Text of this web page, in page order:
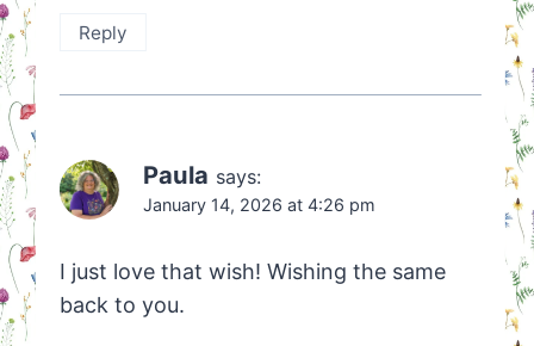
Reply
Paula says:
January 14, 2026 at 4:26 pm
I just love that wish! Wishing the same
back to you.